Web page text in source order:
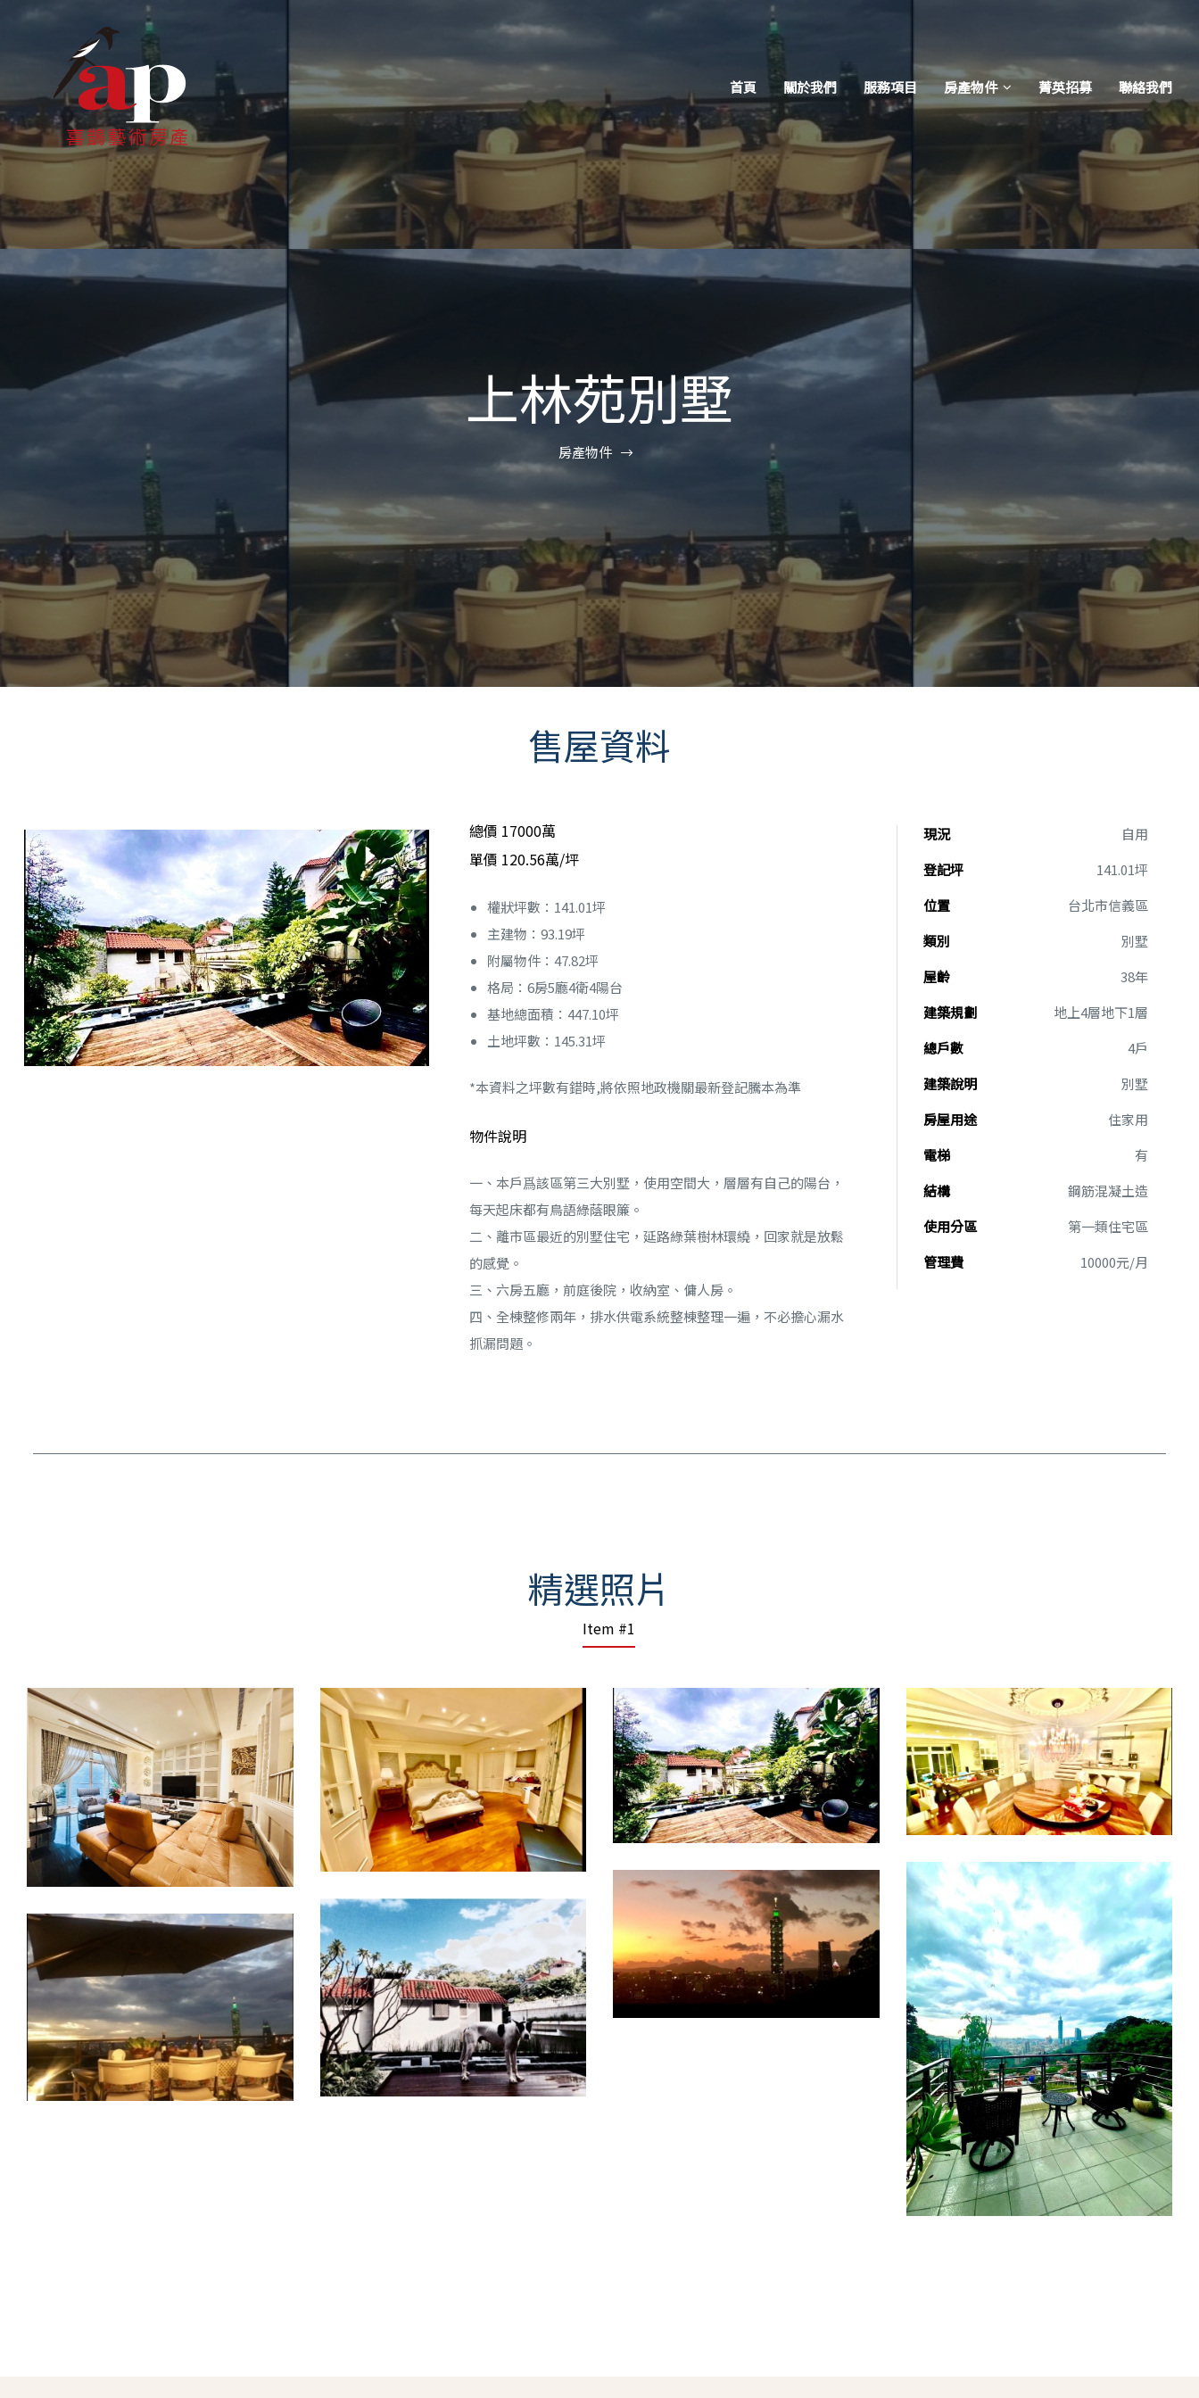
首頁 關於我們 服務項目 房產物件 菁英招募 聯絡我們
上林苑別墅
房產物件
售屋資料
總價 17000萬
單價 120.56萬/坪
權狀坪數：141.01坪
主建物：93.19坪
附屬物件：47.82坪
格局：6房5廳4衛4陽台
基地總面積：447.10坪
土地坪數：145.31坪
*本資料之坪數有錯時,將依照地政機關最新登記騰本為準
物件說明
一、本戶爲該區第三大別墅，使用空間大，層層有自己的陽台，
每天起床都有鳥語綠蔭眼簾。
二、離市區最近的別墅住宅，延路綠葉樹林環繞，回家就是放鬆
的感覺。
三、六房五廳，前庭後院，收納室、傭人房。
四、全棟整修兩年，排水供電系統整棟整理一遍，不必擔心漏水
抓漏問題。
現況
自用
登記坪
141.01坪
位置
台北市信義區
類別
別墅
屋齡
38年
建築規劃
地上4層地下1層
總戶數
4戶
建築說明
別墅
房屋用途
住家用
電梯
有
結構
鋼筋混凝土造
使用分區
第一類住宅區
管理費
10000元/月
精選照片
Item #1